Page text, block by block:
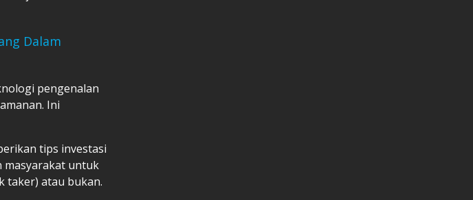
Dalam
pengenalan
Ini
tips investasi
masyarakat untuk
taker) atau bukan.